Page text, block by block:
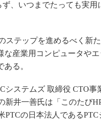
グローバル設計・開発
新型コロナへの対応
、いつまでたっても実用
テップを進めるべく新
産業用コンピュータやエ
る。
システムズ 取締役 CTO事
新井一善氏は「このたび
PTCの日本法人である